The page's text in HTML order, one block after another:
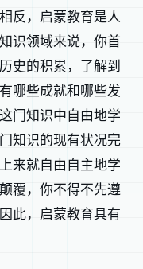
反，启蒙教育是人
识领域来说，你首
史的积累，了解到
哪些成就和哪些发
门知识中自由地学
知识的现有状况完
来就自由自主地学
覆，你不得不先遵
此，启蒙教育具有